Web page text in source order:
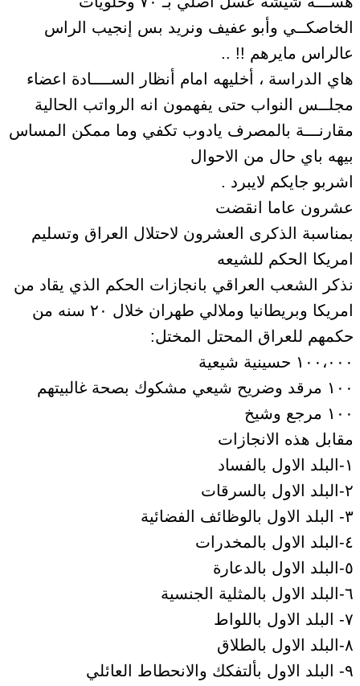
الخاصكــي وأبو عفيف ونريد بس إنجيب الراس
عالراس مايرهم !! ..
هاي الدراسة ، أخليهه امام أنظار الســــادة اعضاء
مجلــس النواب حتى يفهمون انه الرواتب الحالية
مقارنـــة بالمصرف يادوب تكفي وما ممكن المساس
بيهه باي حال من الاحوال
اشربو جايكم لايبرد .
عشرون عاما انقضت
بمناسبة الذكرى العشرون لاحتلال العراق وتسليم
امريكا الحكم للشيعه
نذكر الشعب العراقي بانجازات الحكم الذي يقاد من
امريكا وبريطانيا وملالي طهران خلال ٢٠ سنه من
حكمهم للعراق المحتل المختل:
١٠٠،٠٠٠ حسينية شيعية
١٠٠ مرقد وضريح شيعي مشكوك بصحة غالبيتهم
١٠٠ مرجع وشيخ
مقابل هذه الانجازات
١-البلد الاول بالفساد
٢-البلد الاول بالسرقات
٣- البلد الاول بالوظائف الفضائية
٤-البلد الاول بالمخدرات
٥-البلد الاول بالدعارة
٦-البلد الاول بالمثلية الجنسية
٧- البلد الاول باللواط
٨-البلد الاول بالطلاق
٩- البلد الاول بألتفكك والانحطاط العائلي